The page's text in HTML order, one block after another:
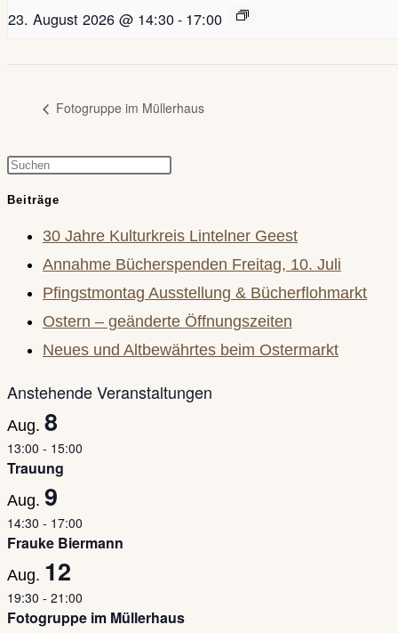
23. August 2026 @ 14:30- 17:00
Fotogruppe im Müllerhaus
Press
close
the
search
panel.
Beiträge
30 Jahre Kulturkreis Lintelner Geest
Annahme Bücherspenden Freitag, 10. Juli
Pfingstmontag Ausstellung & Bücherflohmarkt
Ostern – geänderte Öffnungszeiten
Neues und Altbewährtes beim Ostermarkt
Anstehende Veranstaltungen
Aug. 8
13:00 - 15:00
Trauung
Aug. 9
14:30 - 17:00
Frauke Biermann
Aug. 12
19:30 - 21:00
Fotogruppe im Müllerhaus